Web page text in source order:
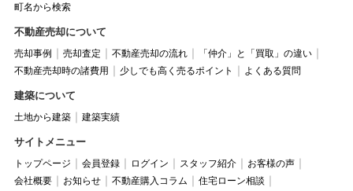
町名から検索
不動産売却について
売却事例 売却査定 不動産売却の流れ
「仲介」と「買取」の違い
不動産売却時の諸費用
少しでも高く売るポイント よくある質問
建築について
土地から建築 建築実績
サイトメニュー
トップページ 会員登録 ログイン スタッフ紹介
お客様の声
会社概要
お知らせ 不動産購入コラム
住宅ローン相談